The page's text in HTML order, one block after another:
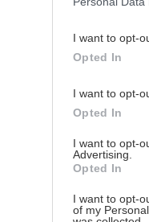
I want to opt-
Opted In
I want to opt-
Opted In
I want to opt-
Advertising.
Opted In
I want to opt-
of my